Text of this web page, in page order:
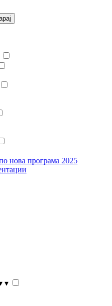
нова програма 2025
▾